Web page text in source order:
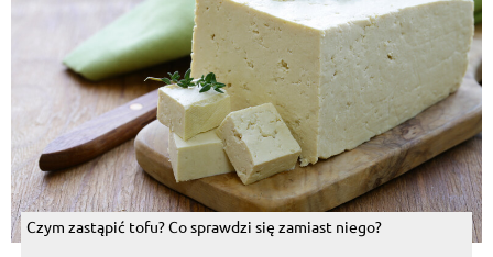
Czym zastąpić tofu? Co sprawdzi się zamiast niego?